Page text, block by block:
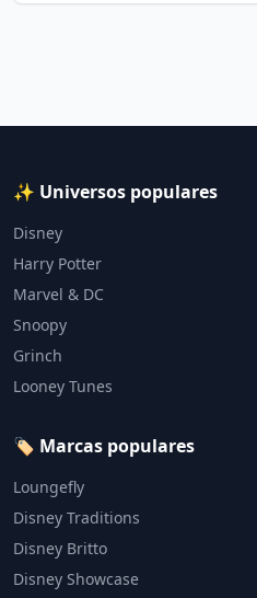
✨ Universos populares
Disney
Harry Potter
Marvel & DC
Snoopy
Grinch
Looney Tunes
🏷️ Marcas populares
Loungefly
Disney Traditions
Disney Britto
Disney Showcase